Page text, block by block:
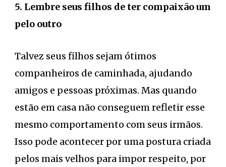
5. Lembre seus filhos de ter compaixão um
pelo outro
Talvez seus filhos sejam ótimos
companheiros de caminhada, ajudando
amigos e pessoas próximas. Mas quando
estão em casa não conseguem refletir esse
mesmo comportamento com seus irmãos.
Isso pode acontecer por uma postura criada
pelos mais velhos para impor respeito, por